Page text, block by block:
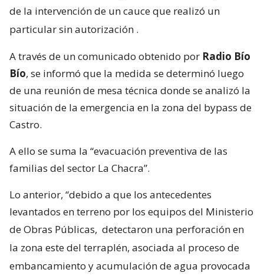
de la intervención de un cauce que realizó un
particular sin autorización .
A través de un comunicado obtenido por Radio Bío
Bío, se informó que la medida se determinó luego
de una reunión de mesa técnica donde se analizó la
situación de la emergencia en la zona del bypass de
Castro.
A ello se suma la “evacuación preventiva de las
familias del sector La Chacra”.
Lo anterior, “debido a que los antecedentes
levantados en terreno por los equipos del Ministerio
de Obras Públicas, detectaron una perforación en
la zona este del terraplén, asociada al proceso de
embancamiento y acumulación de agua provocada